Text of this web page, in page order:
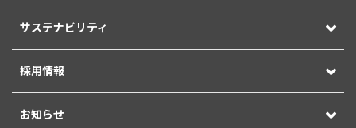
サステナビリティ
採用情報
お知らせ